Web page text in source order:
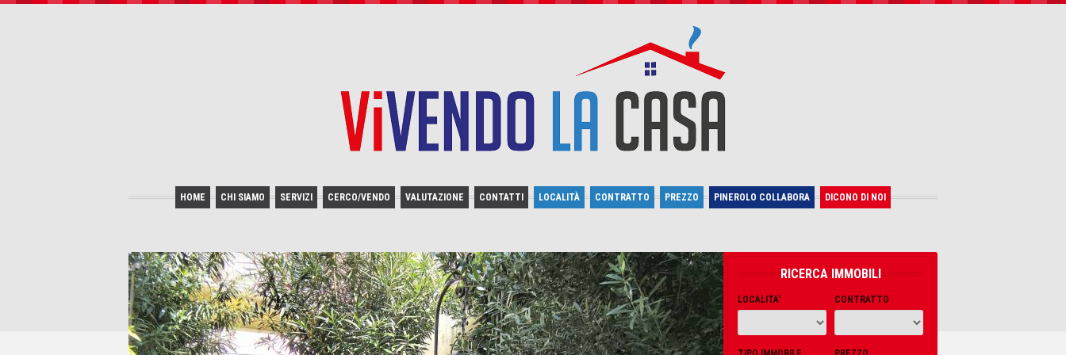
HOME CHI SIAMO SERVIZI CERCO/VENDO VALUTAZIONE CONTATTI LOCALITÀ CONTRATTO PREZZO PINEROLO COLLABORA DICONO DI NOI
RICERCA IMMOBILI
LOCALITA' CONTRATTO